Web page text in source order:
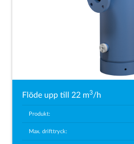
Flöde upp till 22 m3/h
Produkt:
Max. drifttryck: